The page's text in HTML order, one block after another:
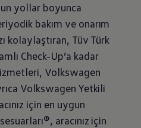
yollar boyunca
bakım ve onarım
kolaylaştıran, Tüv Türk
Check-Up’a kadar
Volkswagen
Volkswagen Yetkili
için en uygun
aracınız için